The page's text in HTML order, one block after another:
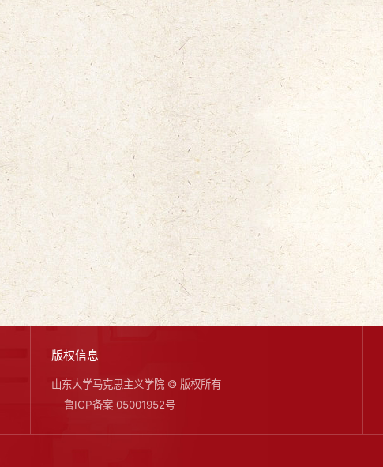
版权信息
山东大学马克思主义学院 © 版权所有
鲁ICP备案 05001952号